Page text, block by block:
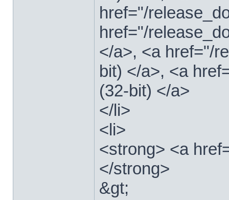
href="/
href="/
</a>, <a href="/
bit) </a>, <a
(32-bit) </a>
</li>
<li>
<strong> <a
</strong>
&gt;